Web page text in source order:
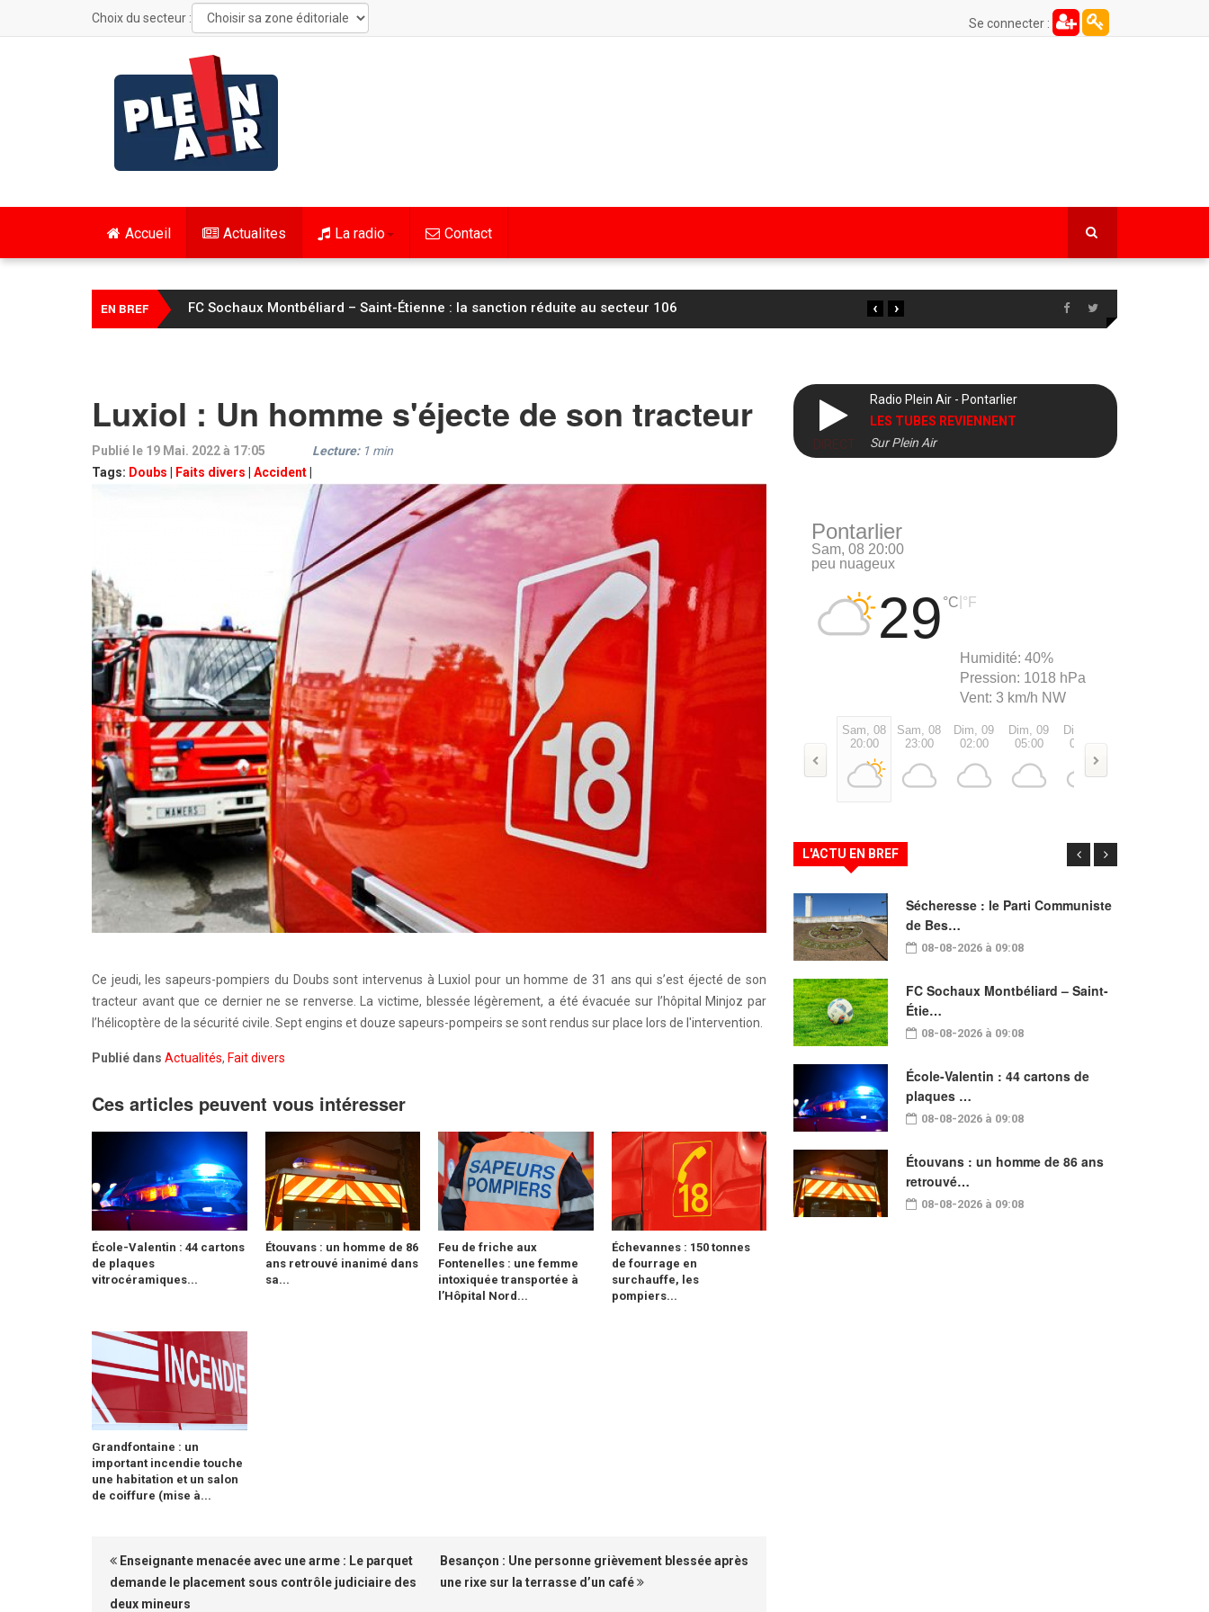
Choix du secteur : Se connecter :
Accueil Actualites La radio Contact
EN BREF FC Sochaux Montbéliard – Saint-Étienne : la sanction réduite au secteur 106 ›
‹
Luxiol : Un homme s'éjecte de son tracteur
Publié le 19 Mai. 2022 à 17:05
Tags: Doubs Faits divers Accident
Lecture: 1 min
Ce jeudi, les sapeurs-pompiers du Doubs sont intervenus à Luxiol pour un homme de 31 ans qui s’est éjecté de son
tracteur avant que ce dernier ne se renverse. La victime, blessée légèrement, a été évacuée sur l’hôpital Minjoz par
l’hélicoptère de la sécurité civile. Sept engins et douze sapeurs-pompeirs se sont rendus sur place lors de l'intervention.
Publié dans Actualités, Fait divers
Ces articles peuvent vous intéresser
École-Valentin : 44 cartons
de plaques
vitrocéramiques...
Étouvans : un homme de 86
ans retrouvé inanimé dans
sa...
Feu de friche aux
Fontenelles : une femme
intoxiquée transportée à
l’Hôpital Nord...
Échevannes : 150 tonnes
de fourrage en
surchauffe, les
pompiers...
Grandfontaine : un
important incendie touche
une habitation et un salon
de coiffure (mise à...
Enseignante menacée avec une arme : Le parquet
demande le placement sous contrôle judiciaire des
deux mineurs
Besançon : Une personne grièvement blessée après
une rixe sur la terrasse d’un café
DIRECT
Radio Plein Air - Pontarlier
LES TUBES REVIENNENT
Sur Plein Air
Pontarlier
Sam, 08 20:00
peu nuageux
29 °C °F
Humidité: 40%
Pression: 1018 hPa
Vent: 3 km/h NW
Sam, 08
20:00
Sam, 08
23:00
Dim, 09
02:00
Dim, 09
05:00
Dim, 09
08:00
L'ACTU EN BREF
Sécheresse : le Parti Communiste
de Bes…
08-08-2026 à 09:08
FC Sochaux Montbéliard – Saint-
Étie…
08-08-2026 à 09:08
École-Valentin : 44 cartons de
plaques …
08-08-2026 à 09:08
Étouvans : un homme de 86 ans
retrouvé…
08-08-2026 à 09:08